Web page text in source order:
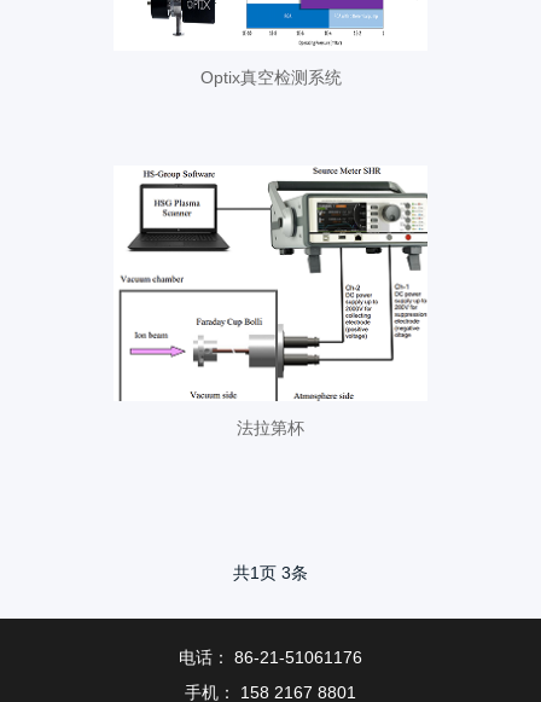
Optix真空检测系统
法拉第杯
共1页 3条
电话： 86-21-51061176
手机： 158 2167 8801